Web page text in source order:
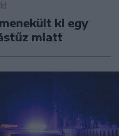
ki egy
miatt